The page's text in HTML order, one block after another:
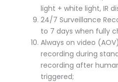
light + white light, IR
24/7 Surveillance
to 7 days when fully
Always on video
recording during
recording after
triggered;